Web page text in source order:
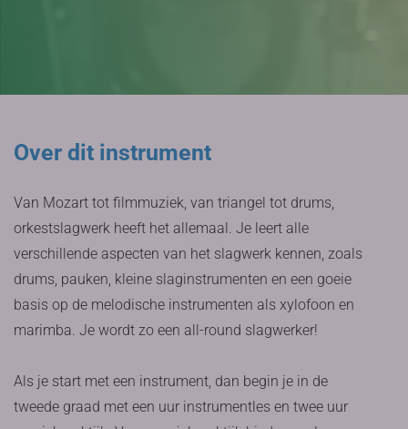
Over dit instrument
Van Mozart tot filmmuziek, van triangel tot drums,
orkestslagwerk heeft het allemaal. Je leert alle
verschillende aspecten van het slagwerk kennen, zoals
drums, pauken, kleine slaginstrumenten en een goeie
basis op de melodische instrumenten als xylofoon en
marimba. Je wordt zo een all-round slagwerker!
Als je start met een instrument, dan begin je in de
tweede graad met een uur instrumentles en twee uur